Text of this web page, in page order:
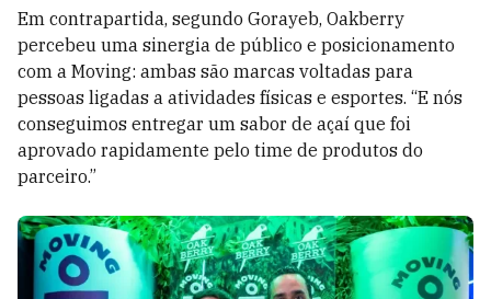
Em contrapartida, segundo Gorayeb, Oakberry
percebeu uma sinergia de público e posicionamento
com a Moving: ambas são marcas voltadas para
pessoas ligadas a atividades físicas e esportes. “E nós
conseguimos entregar um sabor de açaí que foi
aprovado rapidamente pelo time de produtos do
parceiro.”